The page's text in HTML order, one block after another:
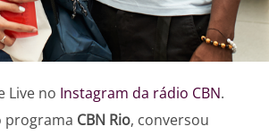
Live no Instagram da rádio CBN.
programa CBN Rio, conversou